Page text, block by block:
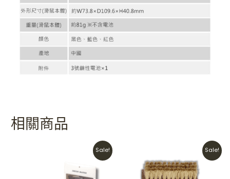
相關商品
Sale!
HKD$150.
Current
HKD$110.
Sale!
was:
HKD$110.
is:
HKD$90.